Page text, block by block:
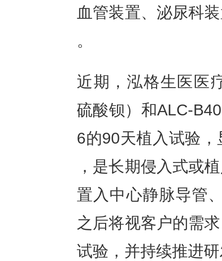
血管装置、泌尿科
。
近期，泓格生医医
硫酸钡）和ALC-
6的90天植入试验
，是长期侵入式或
置入中心静脉导管
之后将视客户的需
试验，并持续推进